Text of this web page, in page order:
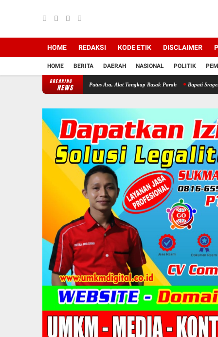
HOME REDAKSI KODE ETIK DISCLAIMER
HOME BERITA DAERAH NASIONAL POLITIK
BREAKING
NEWS
Sapu Bikin Nelayan Putus Asa, Alat Tangkap Rusak Parah Bupati Sragen Ajak Warga